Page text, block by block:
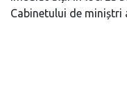
Cabinetului de miniștri